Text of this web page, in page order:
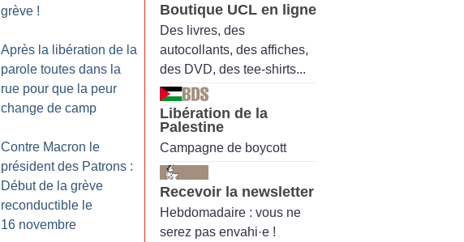
grève !
Après la libération de la
parole toutes dans la
rue pour que la peur
change de camp
Contre Macron le
président des Patrons :
Début de la grève
reconductible le
16 novembre
Boutique UCL en ligne
Des livres, des
autocollants, des affiches,
des DVD, des tee-shirts...
Libération de la
Palestine
Campagne de boycott
Recevoir la newsletter
Hebdomadaire : vous ne
serez pas envahi·e !